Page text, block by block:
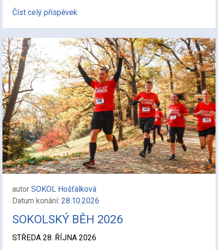
Číst celý příspěvek
autor SOKOL Hošťálková
Datum konání: 28.10.2026
SOKOLSKÝ BĚH 2026
STŘEDA 28. ŘÍJNA 2026